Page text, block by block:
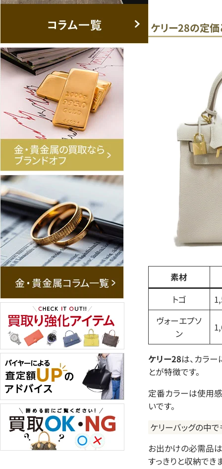
ケリー28の定
素材
トゴ
ヴォーエプソ
ン
ケリー28は、カラ
とが特徴です。
定番カラーは使用
いです。
ケリーバッグの中
お出かけの必需品
すっきりと収納でき